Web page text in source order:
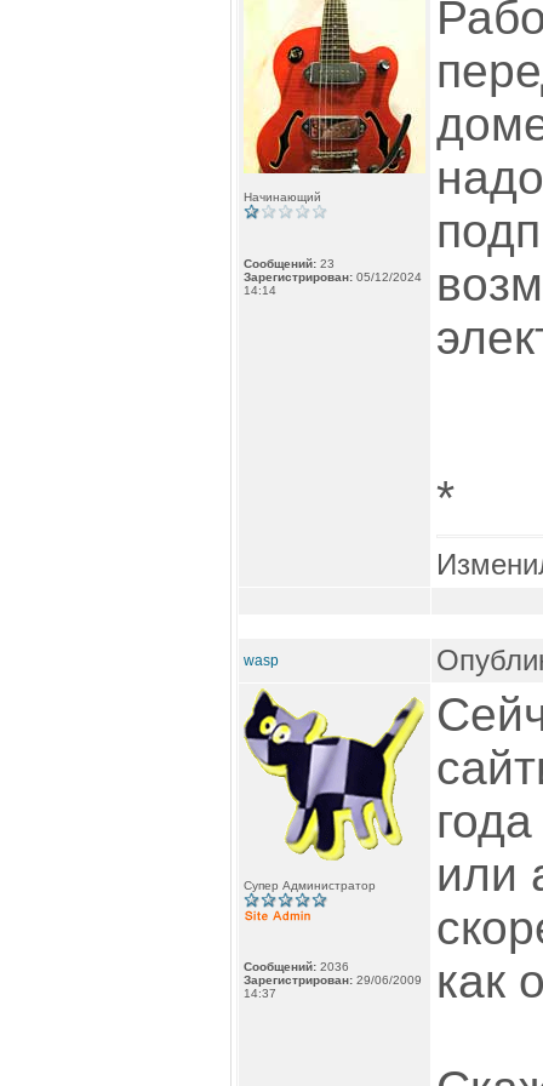
Начинающий
Сообщений: 23
Зарегистрирован: 05/12/2024
14:14
*
wasp
Супер Администратор
Сообщений: 2036
Зарегистрирован: 29/06/2009
14:37
или
как